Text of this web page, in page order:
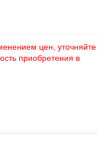
цен, уточняйте
приобретения в